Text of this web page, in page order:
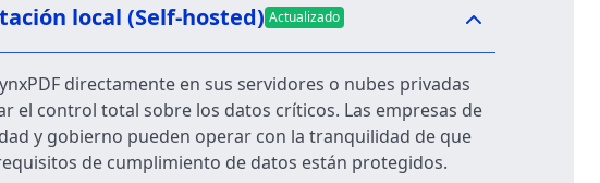
local (Self-hosted) Actualizado
directamente en sus servidores o nubes privadas
el control total sobre los datos críticos. Las empresas de
y gobierno pueden operar con la tranquilidad de que
de cumplimiento de datos están protegidos.